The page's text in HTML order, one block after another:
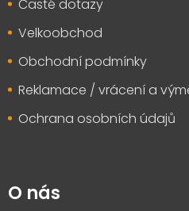
Časté dotazy
Velkoobchod
Obchodní podmínky
Reklamace / vrácení a
Ochrana osobních údajů
O nás